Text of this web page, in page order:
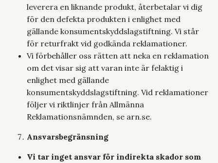
leverera en liknande produkt, återbetalar vi dig
för den defekta produkten i enlighet med
gällande konsumentskyddslagstiftning. Vi står
för returfrakt vid godkända reklamationer.
Vi förbehåller oss rätten att neka en reklamation
om det visar sig att varan inte är felaktig i
enlighet med gällande
konsumentskyddslagstiftning. Vid reklamationer
följer vi riktlinjer från Allmänna
Reklamationsnämnden, se arn.se.
Ansvarsbegränsning
Vi tar inget ansvar för indirekta skador som